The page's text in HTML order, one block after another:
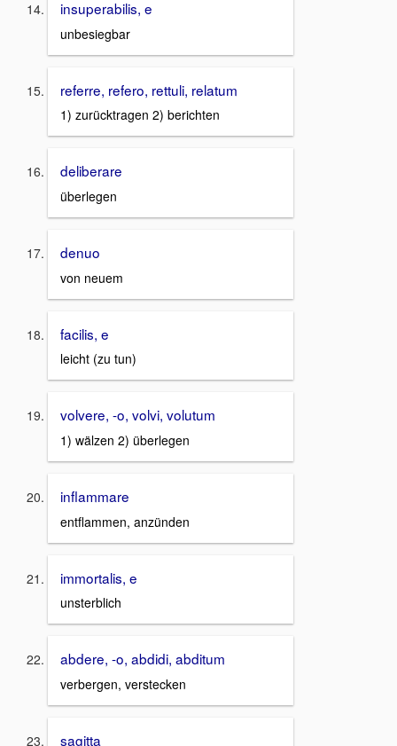
insuperabilis, e
unbesiegbar
referre, refero, rettuli, relatum
1) zurücktragen 2) berichten
deliberare
überlegen
denuo
von neuem
facilis, e
leicht (zu tun)
volvere, -o, volvi, volutum
1) wälzen 2) überlegen
inflammare
entflammen, anzünden
immortalis, e
unsterblich
abdere, -o, abdidi, abditum
verbergen, verstecken
sagitta